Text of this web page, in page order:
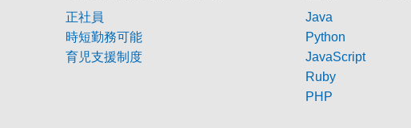
正社員
時短勤務可能
育児支援制度
Java
Python
JavaScript
Ruby
PHP